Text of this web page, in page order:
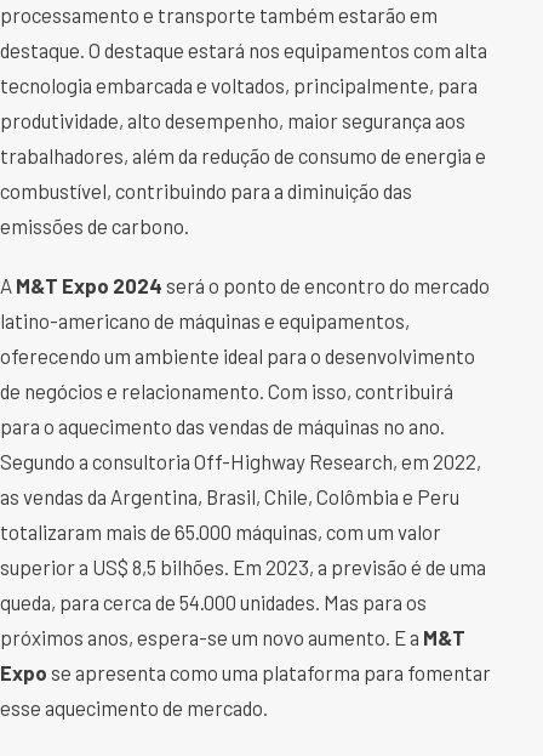
processamento e transporte também estarão em
destaque. O destaque estará nos equipamentos com alta
tecnologia embarcada e voltados, principalmente, para
produtividade, alto desempenho, maior segurança aos
trabalhadores, além da redução de consumo de energia e
combustível, contribuindo para a diminuição das
emissões de carbono.
A M&T Expo 2024 será o ponto de encontro do mercado
latino-americano de máquinas e equipamentos,
oferecendo um ambiente ideal para o desenvolvimento
de negócios e relacionamento. Com isso, contribuirá
para o aquecimento das vendas de máquinas no ano.
Segundo a consultoria Off-Highway Research, em 2022,
as vendas da Argentina, Brasil, Chile, Colômbia e Peru
totalizaram mais de 65.000 máquinas, com um valor
superior a US$ 8,5 bilhões. Em 2023, a previsão é de uma
queda, para cerca de 54.000 unidades. Mas para os
próximos anos, espera-se um novo aumento. E a M&T
Expo se apresenta como uma plataforma para fomentar
esse aquecimento de mercado.